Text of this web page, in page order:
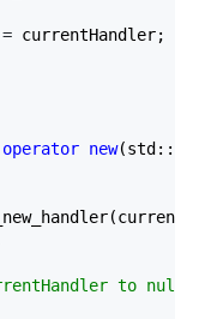
operator new
to null